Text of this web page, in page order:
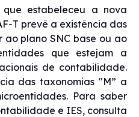
que estabeleceu a nova
T prevê a existência das
ao plano SNC base ou ao
que estejam a
de contabilidade.
das taxonomias "M” a
Para saber
e IES, consulta